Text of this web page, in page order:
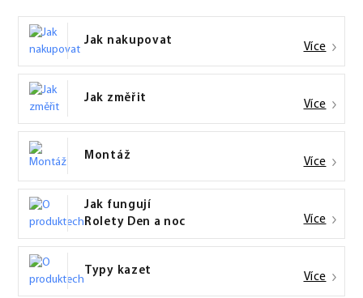
Jak nakupovat Více
Jak změřit Více
Montáž Více
Jak fungují
Rolety Den a noc
Více
Typy kazet Více